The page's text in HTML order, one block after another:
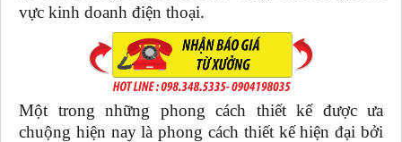
vực kinh doanh điện thoại.
Một trong những phong cách thiết kế được ưa
chuộng hiện nay là phong cách thiết kế hiện đại bởi